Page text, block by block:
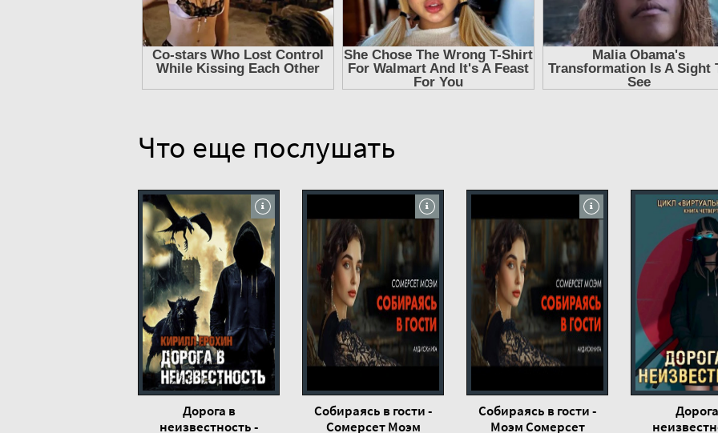
Что еще послушать
Дорога в
неизвестность -
Собираясь в гости -
Сомерсет Моэм
Собираясь в гости -
Моэм Сомерсет